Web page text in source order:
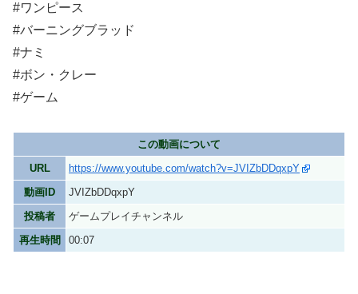
#ワンピース
#バーニングブラッド
#ナミ
#ボン・クレー
#ゲーム
この動画について
URL
https://www.youtube.com/watch?v=JVIZbDDqxpY
動画ID
JVIZbDDqxpY
投稿者
ゲームプレイチャンネル
再生時間
00:07